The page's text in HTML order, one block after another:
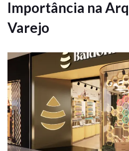
Importância na
Varejo